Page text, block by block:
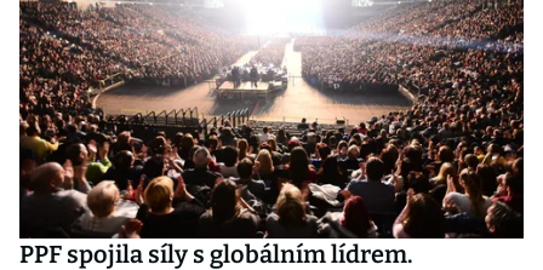
PPF spojila síly s globálním lídrem.